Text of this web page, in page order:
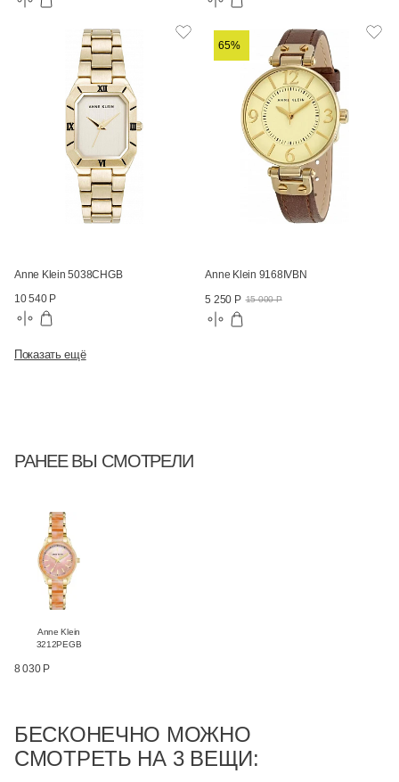
Anne Klein 5038CHGB
10 540 Р
65%
Anne Klein 9168IVBN
5 250 Р 15 000 Р
Показать ещё
РАНЕЕ ВЫ СМОТРЕЛИ
Anne Klein
3212PEGB
8 030 Р
БЕСКОНЕЧНО МОЖНО
СМОТРЕТЬ НА 3 ВЕЩИ: